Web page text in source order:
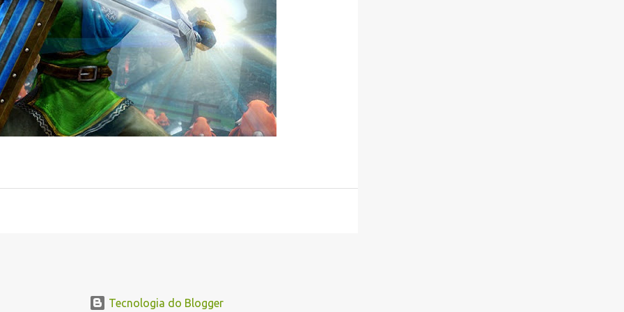
Tecnologia do Blogger